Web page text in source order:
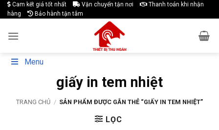
Skip
to
Cam kết giá tốt nhất Vận chuyển tận nơi
Thanh toán khi nhận
hàng
Bảo hành tận tâm
Menu
giấy in tem nhiệt
TRANG CHỦ / SẢN PHẨM ĐƯỢC GẮN THẺ “GIẤY IN TEM NHIỆT”
LỌC